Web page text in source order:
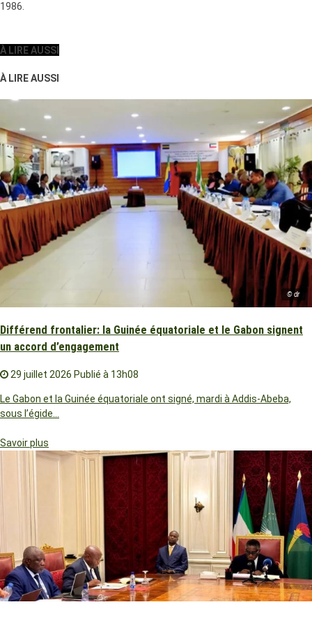
1986.
À LIRE AUSSI
À LIRE AUSSI
© dr
Différend frontalier: la Guinée équatoriale et le Gabon signent
un accord d’engagement
29 juillet 2026 Publié à 13h08
Le Gabon et la Guinée équatoriale ont signé, mardi à Addis-Abeba,
sous l’égide…
Savoir plus